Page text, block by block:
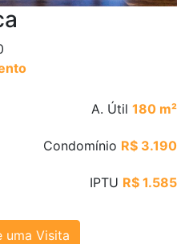
A. Útil 180 m²
Condomínio R$ 3.190
IPTU R$ 1.585
uma Visita